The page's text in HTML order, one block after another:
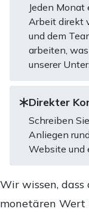
Jeden
Arbeit direkt
und dem
arbeiten,
unserer
Direkter
Schreiben
Anliegen
Website und
Wir wissen, dass
monetären